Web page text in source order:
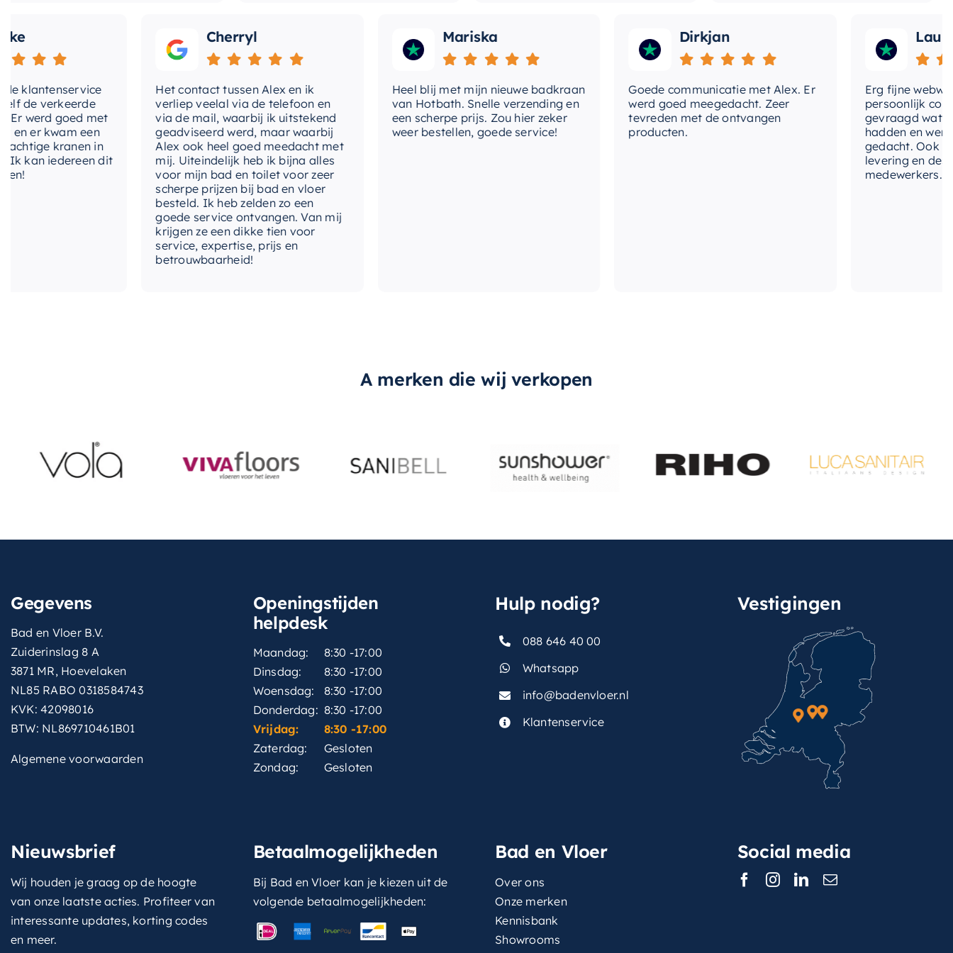
verkeerde
goed met
kwam een
kranen in
iedereen dit
Cherryl
Het contact tussen Alex en ik
verliep veelal via de telefoon en
via de mail, waarbij ik uitstekend
geadviseerd werd, maar waarbij
Alex ook heel goed meedacht met
mij. Uiteindelijk heb ik bijna alles
voor mijn bad en toilet voor zeer
scherpe prijzen bij bad en vloer
besteld. Ik heb zelden zo een
goede service ontvangen. Van mij
krijgen ze een dikke tien voor
service, expertise, prijs en
betrouwbaarheid!
Mariska
Heel blij met mijn nieuwe badkraan
van Hotbath. Snelle verzending en
een scherpe prijs. Zou hier zeker
weer bestellen, goede service!
Dirkjan
Goede communicatie met Alex. Er
werd goed meegedacht. Zeer
tevreden met de ontvangen
producten.
Laura
Erg fijne webwinkel,
persoonlijk contact
gevraagd wat we
hadden en werd met
gedacht. Ook in de
levering en
medewerkers. Wij
A merken die wij verkopen
Gegevens
Bad en Vloer B.V.
Zuiderinslag 8 A
3871 MR, Hoevelaken
NL85 RABO 0318584743
KVK: 42098016
BTW: NL869710461B01
Algemene voorwaarden
Openingstijden
helpdesk
Maandag:
8:30 -17:00
Dinsdag:
8:30 -17:00
Woensdag:
8:30 -17:00
Donderdag: 8:30 -17:00
Vrijdag:
8:30 -17:00
Zaterdag:
Gesloten
Zondag:
Gesloten
Hulp nodig?
088 646 40 00
Whatsapp
info@badenvloer.nl
Klantenservice
Vestigingen
Nieuwsbrief
Wij houden je graag op de hoogte
van onze laatste acties. Profiteer van
interessante updates, korting codes
en meer.
Betaalmogelijkheden
Bij Bad en Vloer kan je kiezen uit de
volgende betaalmogelijkheden:
Bad en Vloer
Over ons
Onze merken
Kennisbank
Showrooms
Social media